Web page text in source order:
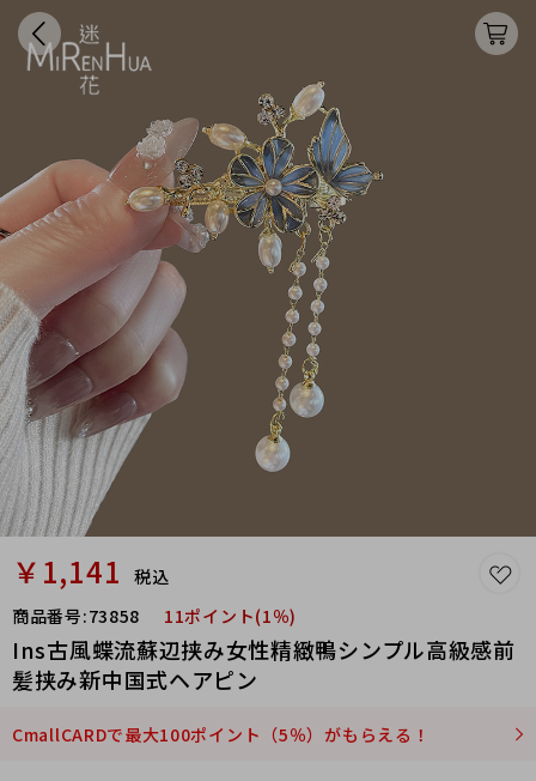
￥1,141
税込
商品番号:73858 11ポイント(1％)
Ins古風蝶流蘇辺挟み女性精緻鴨シンプル高級感前
髪挟み新中国式ヘアピン
CmallCARDで最大100ポイント（5％）がもらえる！